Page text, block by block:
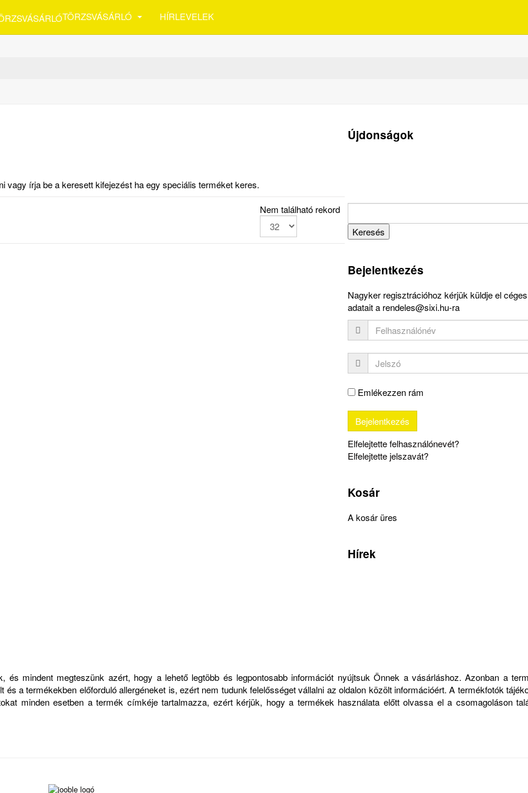
TÖRZSVÁSÁRLÓ HÍRLEVELEK
írja be a keresett kifejezést ha egy speciális terméket keres.
Nem található rekord
Újdonságok
Bejelentkezés
Nagyker regisztrációhoz kérjük küldje el céges
adatait a rendeles@sixi.hu-ra
Emlékezzen rám
Elfelejtette felhasználónevét?
Elfelejtette jelszavát?
Kosár
A kosár üres
Hírek
és mindent megteszünk azért, hogy a lehető legtöbb és legpontosabb információt nyújtsuk Önnek a vásárláshoz. Azonban a
a termékekben előforduló allergéneket is, ezért nem tudunk felelősséget vállalni az oldalon közölt információért. A termékfotók
minden esetben a termék címkéje tartalmazza, ezért kérjük, hogy a termékek használata előtt olvassa el a csomagoláson